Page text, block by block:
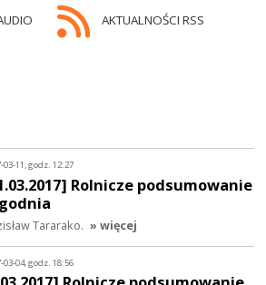
AKTUALNOŚCI RSS
03-11, godz. 12:27
Rolnicze podsumowanie
Tararako. » więcej
03-04, godz. 18:56